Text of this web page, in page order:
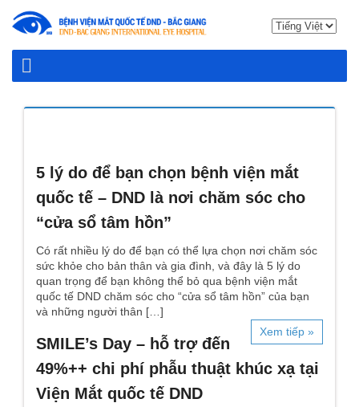
5 lý do để bạn chọn bệnh viện mắt
quốc tế – DND là nơi chăm sóc cho
“cửa sổ tâm hồn”
Có rất nhiều lý do để bạn có thể lựa chọn nơi chăm sóc
sức khỏe cho bản thân và gia đình, và đây là 5 lý do
quan trọng để bạn không thể bỏ qua bệnh viện mắt
quốc tế DND chăm sóc cho “cửa sổ tâm hồn” của bạn
và những người thân […]
Xem tiếp »
SMILE’s Day – hỗ trợ đến
49%++ chi phí phẫu thuật khúc xạ tại
Viện Mắt quốc tế DND